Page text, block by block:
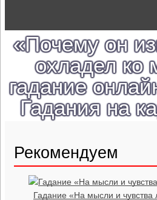
«Почему он
охладел
гадание
Гадания на
Рекомендуем
Гадание «На мысли и